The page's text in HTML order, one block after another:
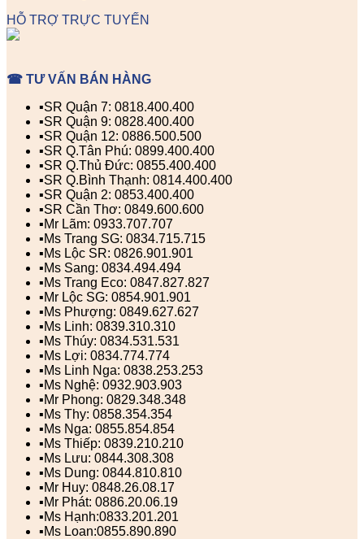
HỖ TRỢ TRỰC TUYẾN
☎ TƯ VẤN BÁN HÀNG
▪️SR Quận 7: 0818.400.400
▪️SR Quận 9: 0828.400.400
▪️SR Quận 12: 0886.500.500
▪️SR Q.Tân Phú: 0899.400.400
▪️SR Q.Thủ Đức: 0855.400.400
▪️SR Q.Bình Thạnh: 0814.400.400
▪️SR Quận 2: 0853.400.400
▪️SR Cần Thơ: 0849.600.600
▪️Mr Lãm: 0933.707.707
▪️Ms Trang SG: 0834.715.715
▪️Ms Lộc SR: 0826.901.901
▪️Ms Sang: 0834.494.494
▪️Ms Trang Eco: 0847.827.827
▪️Mr Lộc SG: 0854.901.901
▪️Ms Phượng: 0849.627.627
▪️Ms Linh: 0839.310.310
▪️Ms Thúy: 0834.531.531
▪️Ms Lợi: 0834.774.774
▪️Ms Linh Nga: 0838.253.253
▪️Ms Nghệ: 0932.903.903
▪️Mr Phong: 0829.348.348
▪️Ms Thy: 0858.354.354
▪️Ms Nga: 0855.854.854
▪️Ms Thiếp: 0839.210.210
▪️Ms Lưu: 0844.308.308
▪️Ms Dung: 0844.810.810
▪️Mr Huy: 0848.26.08.17
▪️Mr Phát: 0886.20.06.19
▪️Ms Hạnh:0833.201.201
▪️Ms Loan:0855.890.890